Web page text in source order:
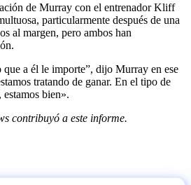
de Murray con el entrenador Kliff
particularmente después de una
al margen, pero ambos han
a él le importe”, dijo Murray en ese
tratando de ganar. En el tipo de
estamos bien».
contribuyó a este informe.